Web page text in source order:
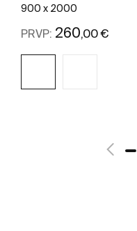
900 x 2000
PRVP: 260,00 €